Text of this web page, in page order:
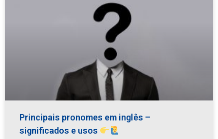
Principais pronomes em inglês –
significados e usos